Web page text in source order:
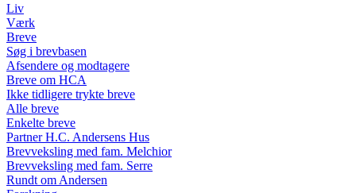
Liv
Værk
Breve
Søg i brevbasen
Afsendere og modtagere
Breve om HCA
Ikke tidligere trykte breve
Alle breve
Enkelte breve
Partner H.C. Andersens Hus
Brevveksling med fam. Melchior
Brevveksling med fam. Serre
Rundt om Andersen